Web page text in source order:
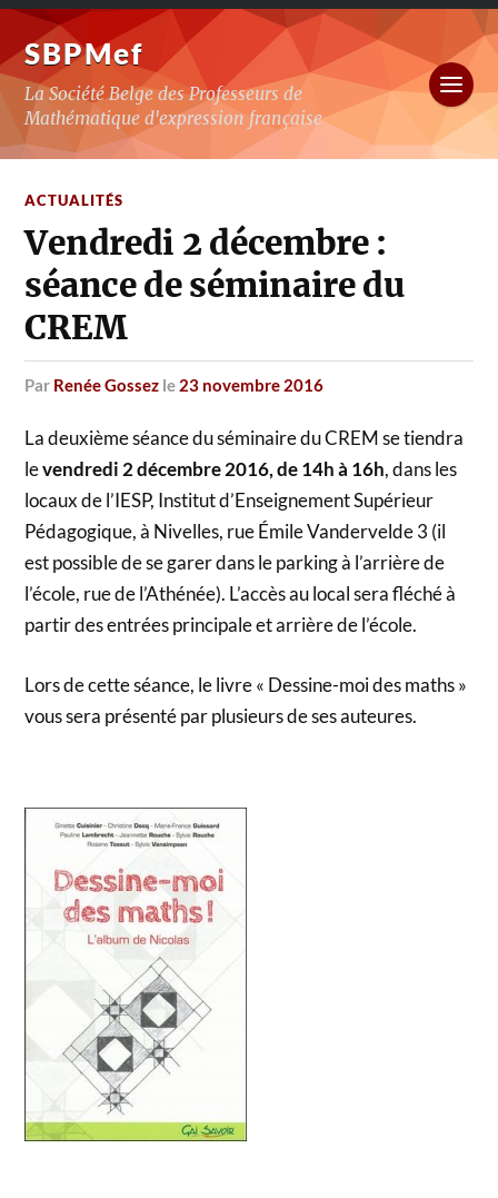
SBPMef
La Société Belge des Professeurs de
Mathématique d'expression française
ACTUALITÉS
Vendredi 2 décembre :
séance de séminaire du
CREM
par Renée Gossez le 23 novembre 2016
La deuxième séance du séminaire du CREM se tiendra
levendredi 2 décembre 2016, de 14h à 16h, dans les
locaux de l’IESP, Institut d’Enseignement Supérieur
Pédagogique, à Nivelles, rue Émile Vandervelde 3 (il
est possible de se garer dans le parking à l’arrière de
l’école, rue de l’Athénée). L’accès au local sera fléché à
partir des entrées principale et arrière de l’école.
Lors de cette séance, le livre « Dessine-moi des maths »
vous sera présenté par plusieurs de ses auteures.